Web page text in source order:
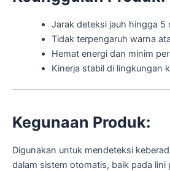
Jarak deteksi jauh hingga 5
Tidak terpengaruh warna
Hemat energi dan minim
Kinerja stabil di lingkungan
Kegunaan Produk:
Digunakan untuk mendeteksi
dalam sistem otomatis, baik pada lini